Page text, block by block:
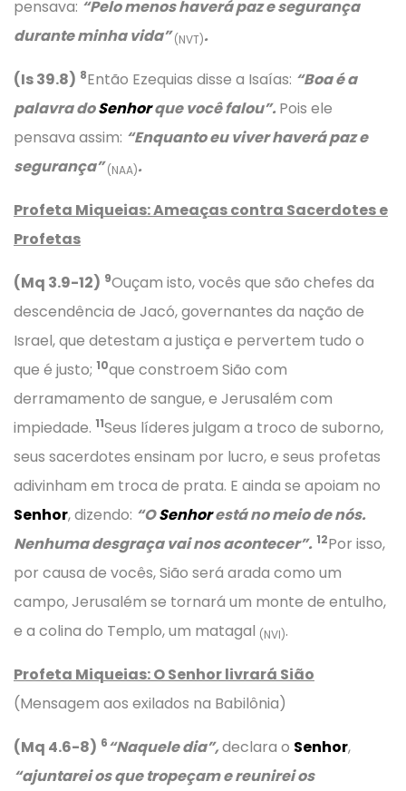
pensava: “Pelo menos haverá paz e segurança
durante minha vida”(NVT).
(Is 39.8) 8Então Ezequias disse a Isaías: “Boa é a
palavra doSenhorque você falou”.Pois ele
pensava assim: “Enquanto eu viver haverá paz e
segurança”(NAA).
Profeta Miqueias: Ameaças contra Sacerdotes e
Profetas
(Mq 3.9-12) 9Ouçam isto, vocês que são chefes da
descendência de Jacó, governantes da nação de
Israel, que detestam a justiça e pervertem tudo o
que é justo; 10que constroem Sião com
derramamento de sangue, e Jerusalém com
impiedade. 11Seus líderes julgam a troco de suborno,
seus sacerdotes ensinam por lucro, e seus profetas
adivinham em troca de prata. E ainda se apoiam no
Senhor, dizendo: “OSenhorestá no meio de nós.
Nenhuma desgraça vai nos acontecer”. 12Por isso,
por causa de vocês, Sião será arada como um
campo, Jerusalém se tornará um monte de entulho,
e a colina do Templo, um matagal (NVI).
Profeta Miqueias: O Senhor livrará Sião
(Mensagem aos exilados na Babilônia)
(Mq 4.6-8) 6“Naquele dia”,declara o Senhor,
“ajuntarei os que tropeçam e reunirei os